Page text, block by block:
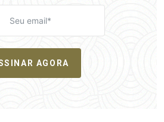
AGORA